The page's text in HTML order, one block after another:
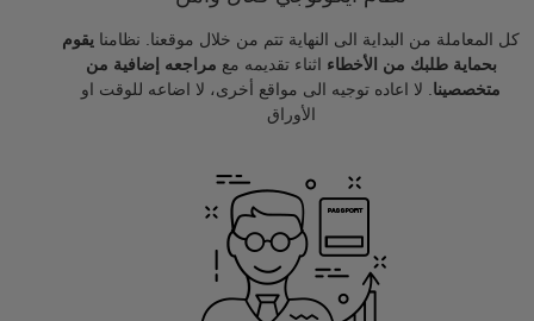
كل المعاملة من البداية الى النهاية تتم من خلال موقعنا. نظامنا يقوم
بحماية طلبك من الأخطاء اثناء تقديمه مع مراجعه إضافية من
متخصصينا . لا اعاده توجيه الى مواقع أخرى، لا اضاعه للوقت او
الأوراق